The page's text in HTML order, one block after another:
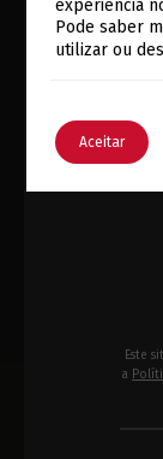
Este
a
experiência
Pode saber
utilizar ou
Aceitar